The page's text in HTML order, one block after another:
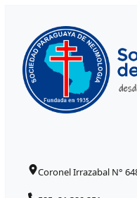
Coronel Irrazabal N°